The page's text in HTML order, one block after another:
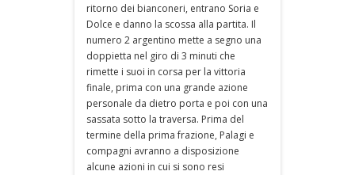
ritorno dei bianconeri, entrano Soria e
Dolce e danno la scossa alla partita. Il
numero 2 argentino mette a segno una
doppietta nel giro di 3 minuti che
rimette i suoi in corsa per la vittoria
finale, prima con una grande azione
personale da dietro porta e poi con una
sassata sotto la traversa. Prima del
termine della prima frazione, Palagi e
compagni avranno a disposizione
alcune azioni in cui si sono resi